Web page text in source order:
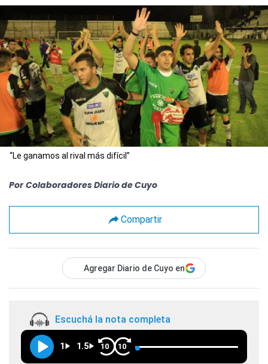
“Le ganamos al rival más difícil”
Por Colaboradores Diario de Cuyo
Compartir
Agregar Diario de Cuyo en
Escuchá la nota completa
1 1.5 10 10